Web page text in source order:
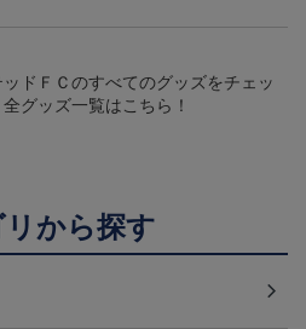
ドＦＣのすべてのグッズをチェッ
グッズ一覧はこちら！
から探す